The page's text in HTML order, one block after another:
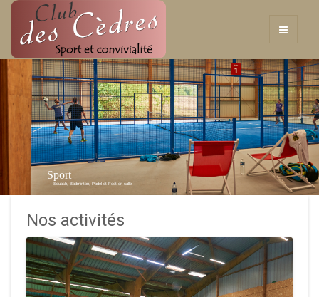
Sport
Squash, Badminton, Padel et Foot en salle
Nos activités